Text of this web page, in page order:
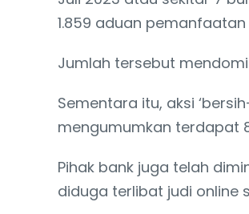
1.859 aduan
Jumlah tersebut
Sementara itu, aksi
mengumumkan terdapat
Pihak bank juga telah
diduga terlibat judi online